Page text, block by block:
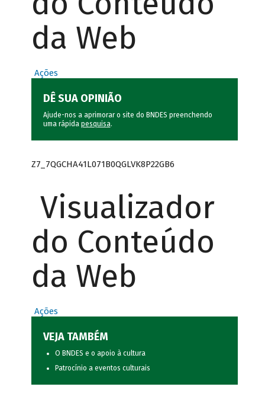
da Web
Ações
DÊ SUA OPINIÃO
Ajude-nos a aprimorar o site do BNDES preenchendo
uma rápida pesquisa.
Z7_7QGCHA41L071B0QGLVK8P22GB6
Visualizador
do Conteúdo
da Web
Ações
VEJA TAMBÉM
O BNDES e o apoio à cultura
Patrocínio a eventos culturais